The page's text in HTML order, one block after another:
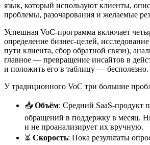
язык, который используют клиенты,
проблемы, разочарования и желаемые
Успешная VoC-программа включает
определение бизнес-целей,
пути клиента, сбор обратной связи),
главное — превращение инсайтов в
и положить его в таблицу — бесполезно.
У традиционного VoC три большие
📥 Объём: Средний SaaS-продукт
обращений в поддержку в месяц.
и не проанализирует их вручную.
⏳ Скорость: Пока результаты